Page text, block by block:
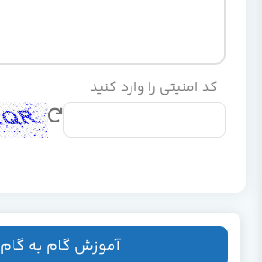
آموزش گام به گام
کد امنیتی را وارد کنید